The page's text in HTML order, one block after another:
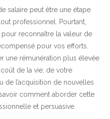
salaire peut être une étape
professionnel. Pourtant,
reconnaître la valeur de
pour vos efforts.
une rémunération plus élevée
de la vie, de votre
de l’acquisition de nouvelles
comment aborder cette
et persuasive.